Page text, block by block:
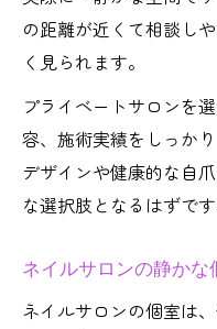
の距離が近くて相談し
く見られます。
プライベートサロンを
容、施術実績をしっか
デザインや健康的な自
な選択肢となるはずです
ネイルサロンの静かな
ネイルサロンの個室は